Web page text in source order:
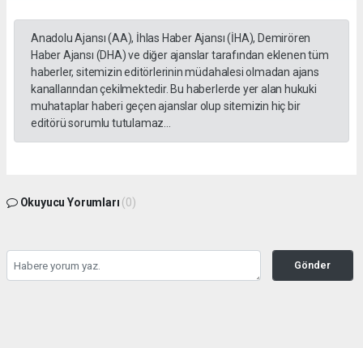
Anadolu Ajansı (AA), İhlas Haber Ajansı (İHA), Demirören
Haber Ajansı (DHA) ve diğer ajanslar tarafından eklenen tüm
haberler, sitemizin editörlerinin müdahalesi olmadan ajans
kanallarından çekilmektedir. Bu haberlerde yer alan hukuki
muhataplar haberi geçen ajanslar olup sitemizin hiç bir
editörü sorumlu tutulamaz...
Okuyucu Yorumları (0)
Gönder